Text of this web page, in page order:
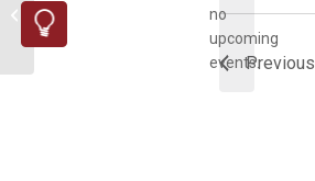
Notice
no
upcoming
events.Previous
ΚΩΝΣΤΑΝΤΙΝΕΙΟ